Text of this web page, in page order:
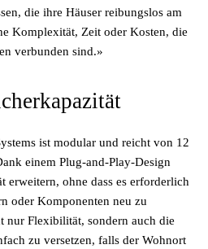
die ihre Häuser reibungslos am
Komplexität, Zeit oder Kosten, die
verbunden sind.»
ist modular und reicht von 12
einem Plug-and-Play-Design
erweitern, ohne dass es erforderlich
oder Komponenten neu zu
nur Flexibilität, sondern auch die
zu versetzen, falls der Wohnort